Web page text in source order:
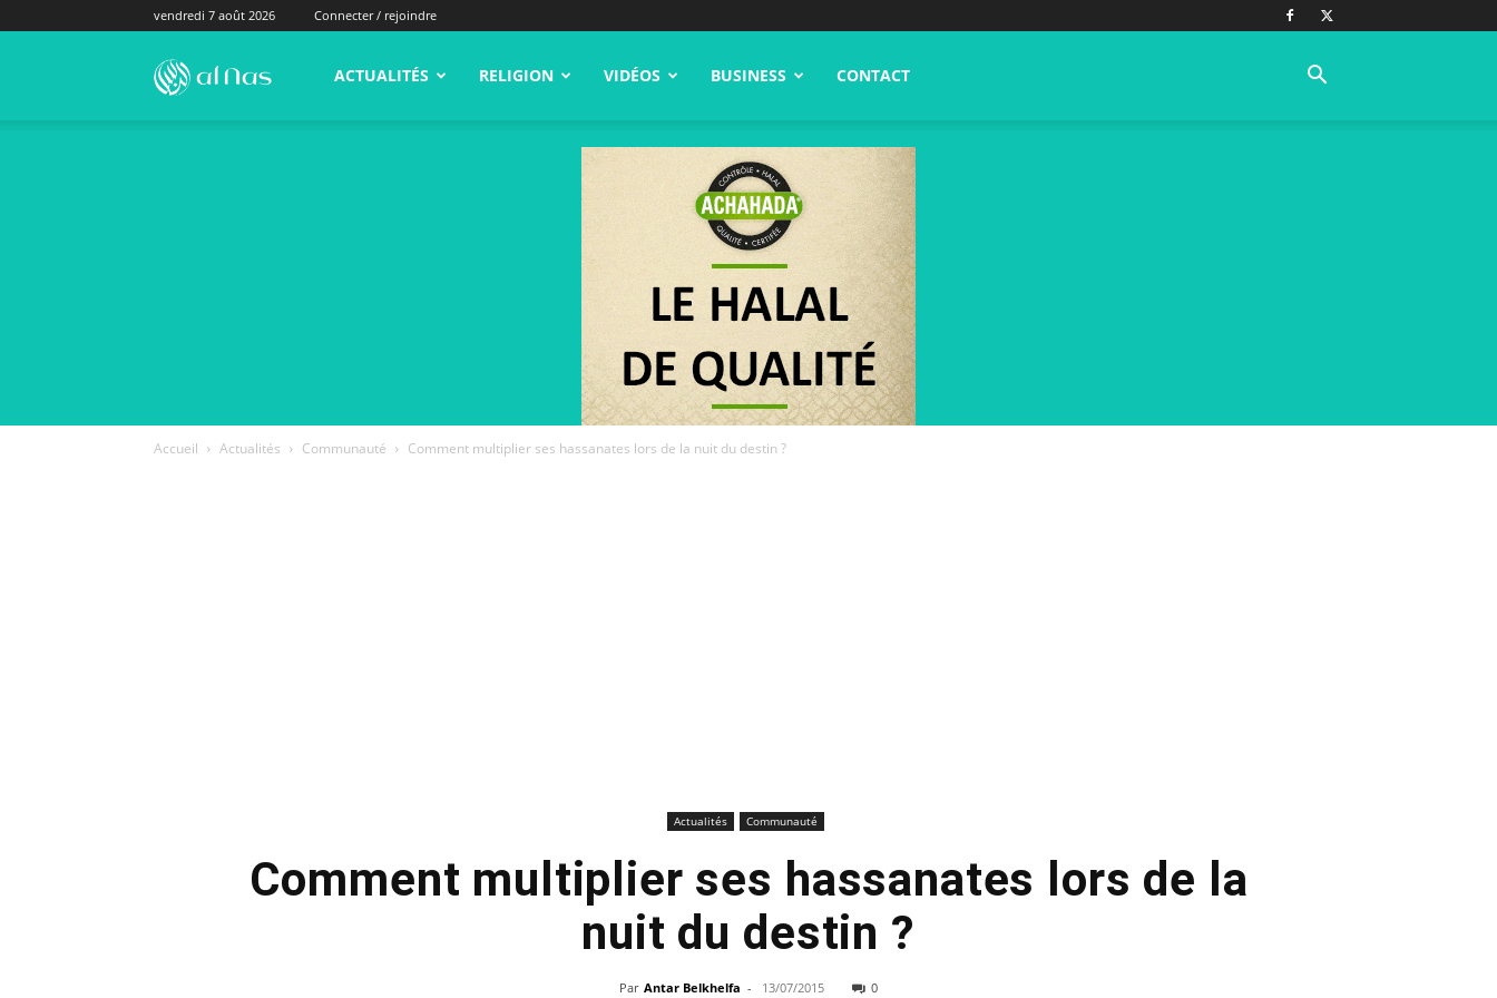
vendredi 7 août 2026 Connecter / rejoindre
alNas.fr ACTUALITÉS RELIGION VIDÉOS BUSINESS CONTACT
Accueil Actualités Communauté Comment multiplier ses hassanates lors de la nuit du destin ?
Actualités Communauté
Comment multiplier ses hassanates lors de la
nuit du destin ?
Par Antar Belkhelfa - 13/07/2015 0